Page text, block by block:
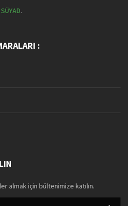
SÜYAD.
:
almak için bültenimize katılın.